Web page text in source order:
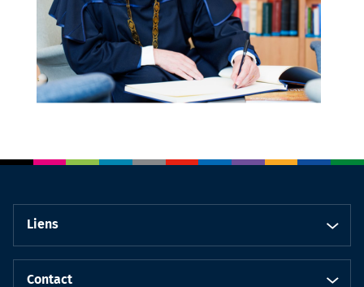
Liens
Contact